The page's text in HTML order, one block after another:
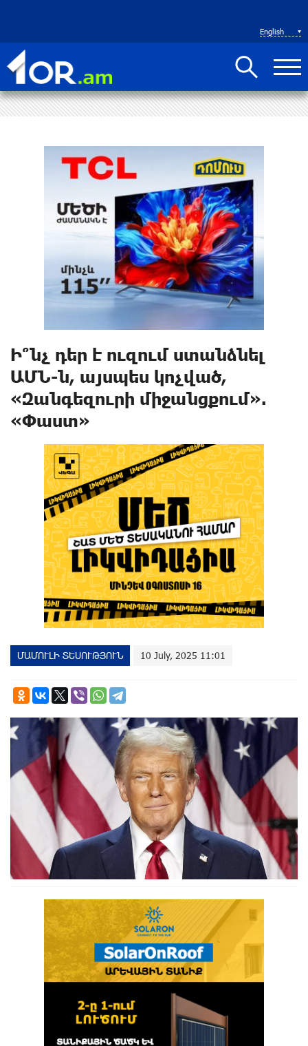
English
Ի՞նչ դեր է ուզում ստանձնել
ԱՄՆ-ն, այսպես կոչված,
«Զանգեզուրի միջանցքում».
«Փաստ»
ՄԱՄՈՒԼԻ ՏԵՍՈՒԹՅՈՒՆ 10 July, 2025 11:01